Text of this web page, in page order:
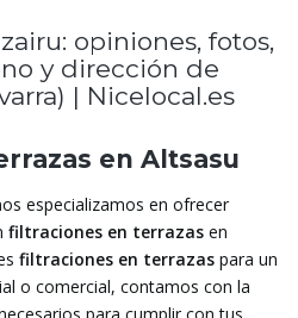
en Altsasu
especializamos en ofrecer
filtraciones en terrazas en
filtraciones en terrazas para un
o comercial, contamos con la